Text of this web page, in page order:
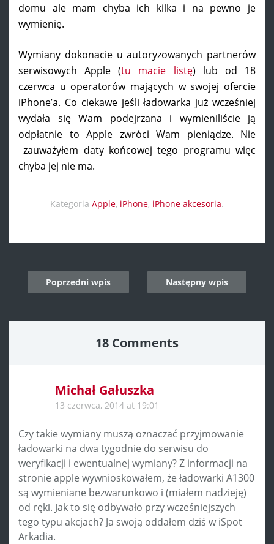
domu ale mam chyba ich kilka i na pewno je
wymienię.
Wymiany dokonacie u autoryzowanych partnerów
serwisowych Apple (tu macie listę) lub od 18
czerwca u operatorów mających w swojej ofercie
iPhone’a. Co ciekawe jeśli ładowarka już wcześniej
wydała się Wam podejrzana i wymieniliście ją
odpłatnie to Apple zwróci Wam pieniądze. Nie
zauważyłem daty końcowej tego programu więc
chyba jej nie ma.
Kategoria Apple, iPhone, iPhone akcesoria.
Post
navigation
Poprzedni wpis Następny wpis
18 Comments
Michał Gałuszka
13 czerwca, 2014 at 19:01
Czy takie wymiany muszą oznaczać przyjmowanie
ładowarki na dwa tygodnie do serwisu do
weryfikacji i ewentualnej wymiany? Z informacji na
stronie apple wywnioskowałem, że ładowarki A1300
są wymieniane bezwarunkowo i (miałem nadzieję)
od ręki. Jak to się odbywało przy wcześniejszych
tego typu akcjach? Ja swoją oddałem dziś w iSpot
Arkadia.